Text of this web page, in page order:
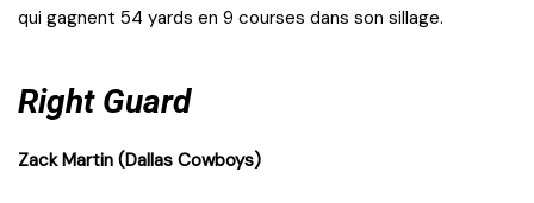
qui gagnent 54 yards en 9 courses dans son sillage.
Right Guard
Zack Martin (Dallas Cowboys)